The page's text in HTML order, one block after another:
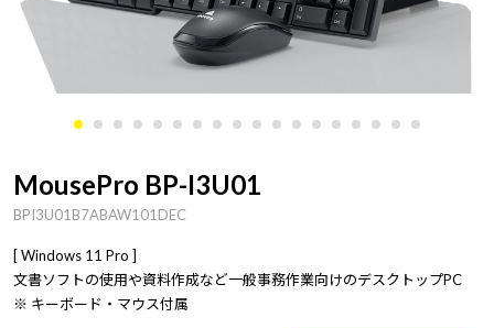
MousePro BP-I3U01
BPI3U01B7ABAW101DEC
[ Windows 11 Pro ]
文書ソフトの使用や資料作成など一般事務作業向けのデスクトップPC
※ キーボード・マウス付属